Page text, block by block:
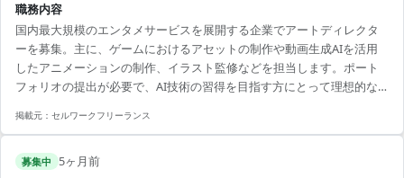
職務内容
国内最大規模のエンタメサービスを展開する企業でアートディレクタ
ーを募集。主に、ゲームにおけるアセットの制作や動画生成AIを活用
したアニメーションの制作、イラスト監修などを担当します。ポート
フォリオの提出が必要で、AI技術の習得を目指す方にとって理想的な
経験を積める - AIを活用した自己成長と可能性の拡大 - 少数精鋭のチー
像生成AI技術に触れる機会が豊富
掲載元： セルワークフリーランス
募集中 5ヶ月前